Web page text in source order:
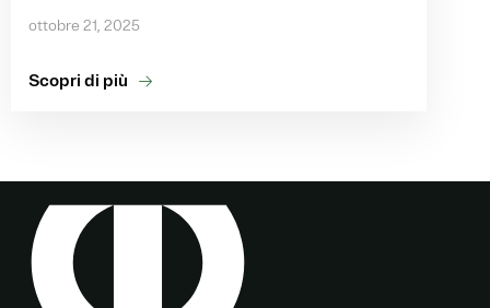
ottobre 21, 2025
Scopri di più